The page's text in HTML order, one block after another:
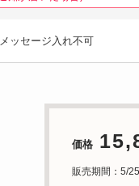
メッセージ入れ不可
価格
販売期間：5/